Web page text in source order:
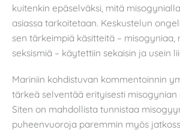
kuitenkin epäselväksi, mitä
asiassa tarkoitetaan. Keskustelun
sen tärkeimpiä käsitteitä – misogyniaa,
seksismiä – käytettiin sekaisin ja usein
Mariniin kohdistuvan kommentoinnin
tärkeä selventää erityisesti
Siten on mahdollista tunnistaa
puheenvuoroja paremmin myös